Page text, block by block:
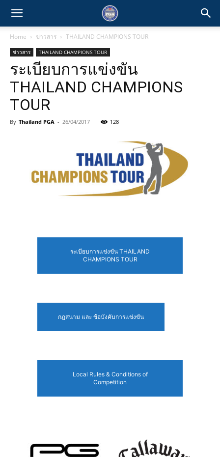
Home ข่าวสาร THAILAND CHAMPIONS TOUR
ข่าวสาร THAILAND CHAMPIONS TOUR
ระเบียบการแข่งขัน
THAILAND CHAMPIONS
TOUR
By Thailand PGA - 26/04/2017 128
ระเบียบการแข่งขัน THAILAND
CHAMPIONS TOUR
กฎสนาม และ ข้อบังคับการแข่งขัน
Local Rules & Conditions of
Competition